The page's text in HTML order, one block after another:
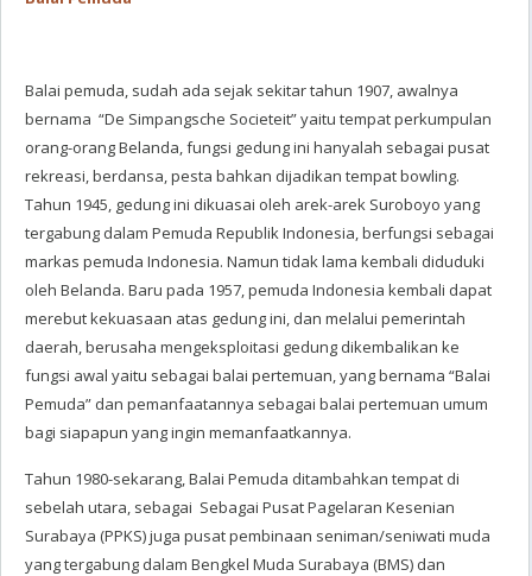
Balai pemuda, sudah ada sejak sekitar tahun 1907, awalnya
bernama “De Simpangsche Societeit” yaitu tempat perkumpulan
orang-orang Belanda, fungsi gedung ini hanyalah sebagai pusat
rekreasi, berdansa, pesta bahkan dijadikan tempat bowling.
Tahun 1945, gedung ini dikuasai oleh arek-arek Suroboyo yang
tergabung dalam Pemuda Republik Indonesia, berfungsi sebagai
markas pemuda Indonesia. Namun tidak lama kembali diduduki
oleh Belanda. Baru pada 1957, pemuda Indonesia kembali dapat
merebut kekuasaan atas gedung ini, dan melalui pemerintah
daerah, berusaha mengeksploitasi gedung dikembalikan ke
fungsi awal yaitu sebagai balai pertemuan, yang bernama “Balai
Pemuda” dan pemanfaatannya sebagai balai pertemuan umum
bagi siapapun yang ingin memanfaatkannya.
Tahun 1980-sekarang, Balai Pemuda ditambahkan tempat di
sebelah utara, sebagai Sebagai Pusat Pagelaran Kesenian
Surabaya (PPKS) juga pusat pembinaan seniman/seniwati muda
yang tergabung dalam Bengkel Muda Surabaya (BMS) dan